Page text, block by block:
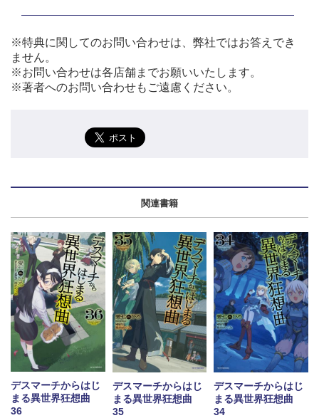
※特典に関してのお問い合わせは、弊社ではお答えでき
ません。
※お問い合わせは各店舗までお願いいたします。
※著者へのお問い合わせもご遠慮ください。
関連書籍
デスマーチからはじ
まる異世界狂想曲
36
デスマーチからはじ
まる異世界狂想曲
35
デスマーチからはじ
まる異世界狂想曲
34